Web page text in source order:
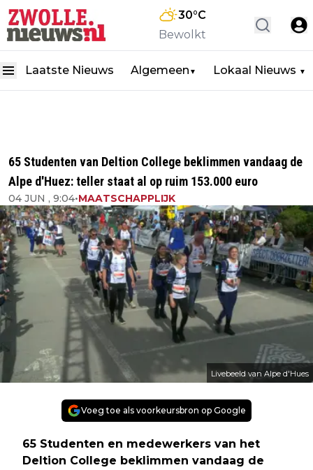
30°C
Bewolkt
Laatste Nieuws Algemeen ▼ Lokaal Nieuws ▼
65 Studenten van Deltion College beklimmen vandaag de
Alpe d'Huez: teller staat al op ruim 153.000 euro
04 JUN , 9:04•MAATSCHAPPLIJK
Livebeeld van Alpe d'Hues
Voeg toe als voorkeursbron op Google
65 Studenten en medewerkers van het
Deltion College beklimmen vandaag de